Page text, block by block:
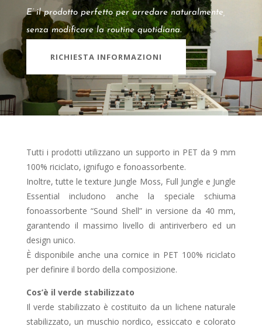
E’ il prodotto perfetto per arredare naturalmente,
senza modificare la routine quotidiana.
RICHIESTA INFORMAZIONI
Tutti i prodotti utilizzano un supporto in PET da 9 mm
100% riciclato, ignifugo e fonoassorbente.
Inoltre, tutte le texture Jungle Moss, Full Jungle e Jungle
Essential includono anche la speciale schiuma
fonoassorbente “Sound Shell” in versione da 40 mm,
garantendo il massimo livello di antiriverbero ed un
design unico.
È disponibile anche una cornice in PET 100% riciclato
per definire il bordo della composizione.
Cos’è il verde stabilizzato
Il verde stabilizzato è costituito da un lichene naturale
stabilizzato, un muschio nordico, essiccato e colorato